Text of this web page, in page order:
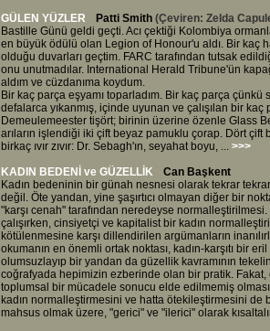
GÜLEN YÜZLER
Patti Smith (Çeviren: Zelda
Bastille Günü geldi geçti. Acı çektiği Kolombiya
en büyük ödülü olan Legion of Honour'u aldı. Bir kaç
olduğu duvarları geçtim. FARC tarafından tutsak
onu unutmadılar. International Herald Tribune'ün
aldım ve cüzdanıma koydum.
Bir kaç parça eşyamı toparladım. Bir kaç parça
defalarca yıkanmış, içinde uyunan ve çalışılan bir
Demeulemeester tişört; birinin üzerine özenle Glass
arıların işlendiği iki çift beyaz pamuklu çorap. Dört çift
birkaç ıvır zıvır: Dr. Sebagh'ın, seyahat boyu, ... >>>
KADIN BEDENİ ve GÜZELLİK
Can Başkent
Kadın bedeninin bir günah nesnesi olarak tekrar
değil. Öte yandan, yine şaşırtıcı olmayan diğer bir
"karşı cenah" tarafından neredeyse
çalışırken, cinsiyetçi ve kapitalist bir kadın
kötülenmesine karşı dillendirilen argümanların
okumanın en önemli ortak noktası, kadın-karşıtı bir
olumsuzlayıp bir yandan da güzellik kavramının
coğrafyada hepimizin ezberinde olan bir pratik.
toplumsal bir mücadele sonucu elde edilmemiş
kadın normalleştirmesini ve hatta ötekileştirmesini de
mahsus olmak üzere, "gerici" ve "ilerici" olarak